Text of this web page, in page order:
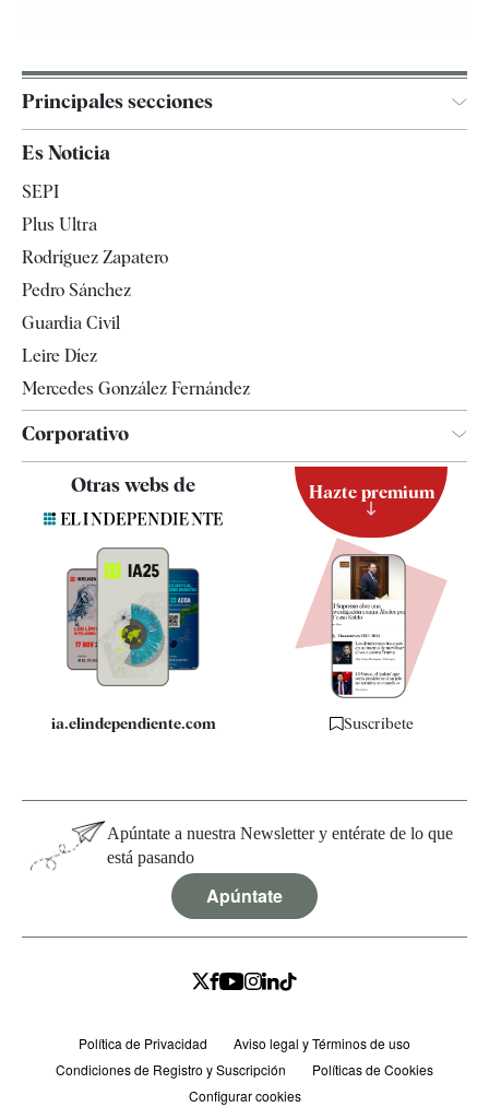
Principales secciones
España
Televisión
Es Noticia
SEPI
Plus Ultra
Rodríguez Zapatero
Pedro Sánchez
Guardia Civil
Leire Díez
Mercedes González Fernández
Corporativo
Contacto
Quiénes somos
Especificaciones
Otras webs de
ia.elindependiente.com
Hazte premium
Suscríbete
Apúntate a nuestra Newsletter y entérate de lo que
está pasando
Apúntate
Política de Privacidad
Aviso legal y Términos de uso
Condiciones de Registro y Suscripción
Políticas de Cookies
Configurar cookies